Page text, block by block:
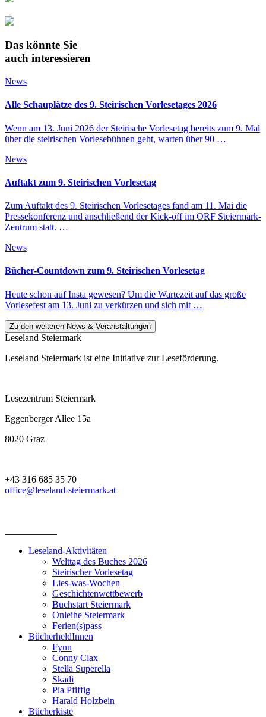
Das könnte Sie
auch interessieren
News
Alle Schauplätze des 9. Steirischen Vorlesetages 2026
Wenn am 13. Juni 2026 der Steirische Vorlesetag bereits zum 9. Mal
über die steirischen Vorlesebühnen geht, warten über 90 …
News
Auftakt zum 9. Steirischen Vorlesetag
Zum Auftakt des 9. Steirischen Vorlesetages fand am 11. Mai die
Pressekonferenz und anschließend der Kick-off im ORF Steiermark-
Zentrum statt. …
News
Bücher-Countdown zum 9. Steirischen Vorlesetag
Heute schon auf Insta gewesen? Um die Wartezeit auf das große
Vorlesefest am 13. Juni zu verkürzen und sich mit …
Zu den weiteren News & Veranstaltungen
Leseland Steiermark
Leseland Steiermark ist eine Initiative zur Leseförderung.
Lesezentrum Steiermark
Eggenberger Allee 15a
8020 Graz
+43 316 685 35 70
office@leseland-steiermark.at
Leseland-Aktivitäten
Welttag des Buches 2026
Steirischer Vorlesetag
Lies-was-Wochen
Geschichtenwettbewerb
Buchstart Steiermark
Onleihe Steiermark
Ferien(s)pass
BücherheldInnen
Fynn
Conny Clax
Stella Superella
Skadi
Pia Pfiffig
Harald Holzbein
Bücherkiste